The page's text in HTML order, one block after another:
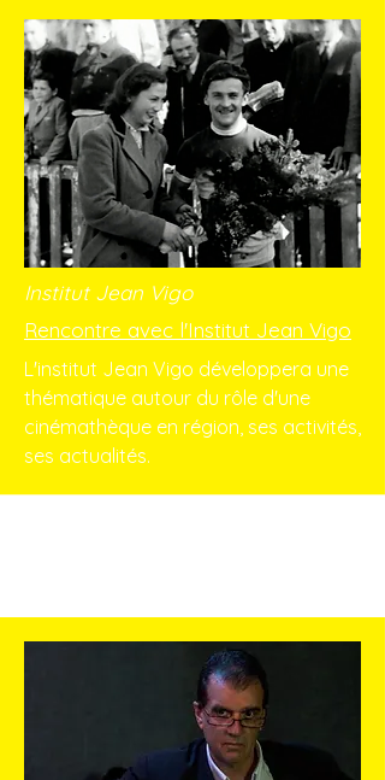
Institut Jean Vigo
Rencontre avec l'Institut Jean Vigo
L'institut Jean Vigo développera une
thématique autour du rôle d'une
cinémathèque en région, ses activités,
ses actualités.